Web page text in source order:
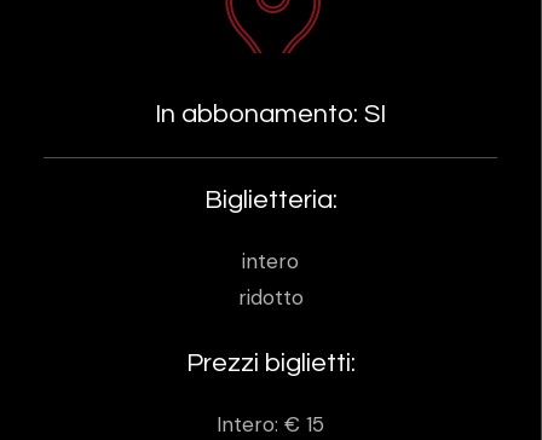
In abbonamento: SI
Biglietteria:
intero
ridotto
Prezzi biglietti:
Intero: € 15